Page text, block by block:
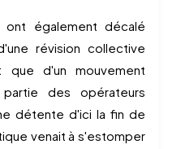
ont également décalé
révision collective
que d'un mouvement
des opérateurs
détente d'ici la fin de
venait à s'estomper